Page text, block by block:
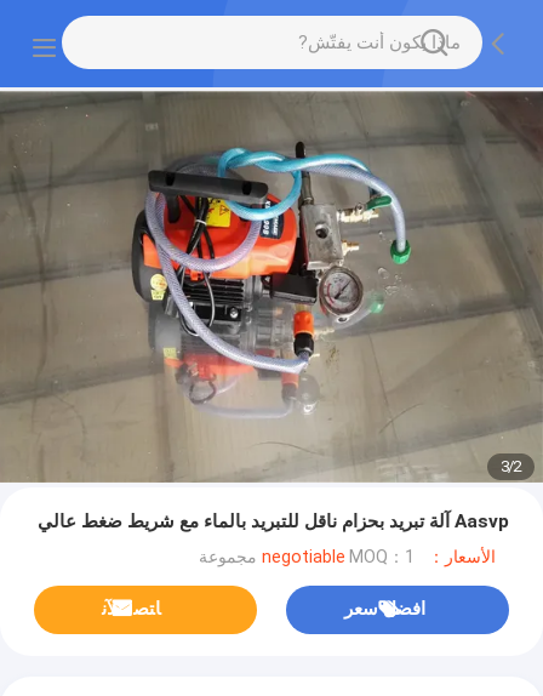
2
/
3
Aasvp آلة تبريد بحزام ناقل للتبريد بالماء مع شريط ضغط عالي
الأسعار：negotiable MOQ：1 مجموعة
افضل سعر ﺎﺘﺼﻟ ﺍﻶﻧ